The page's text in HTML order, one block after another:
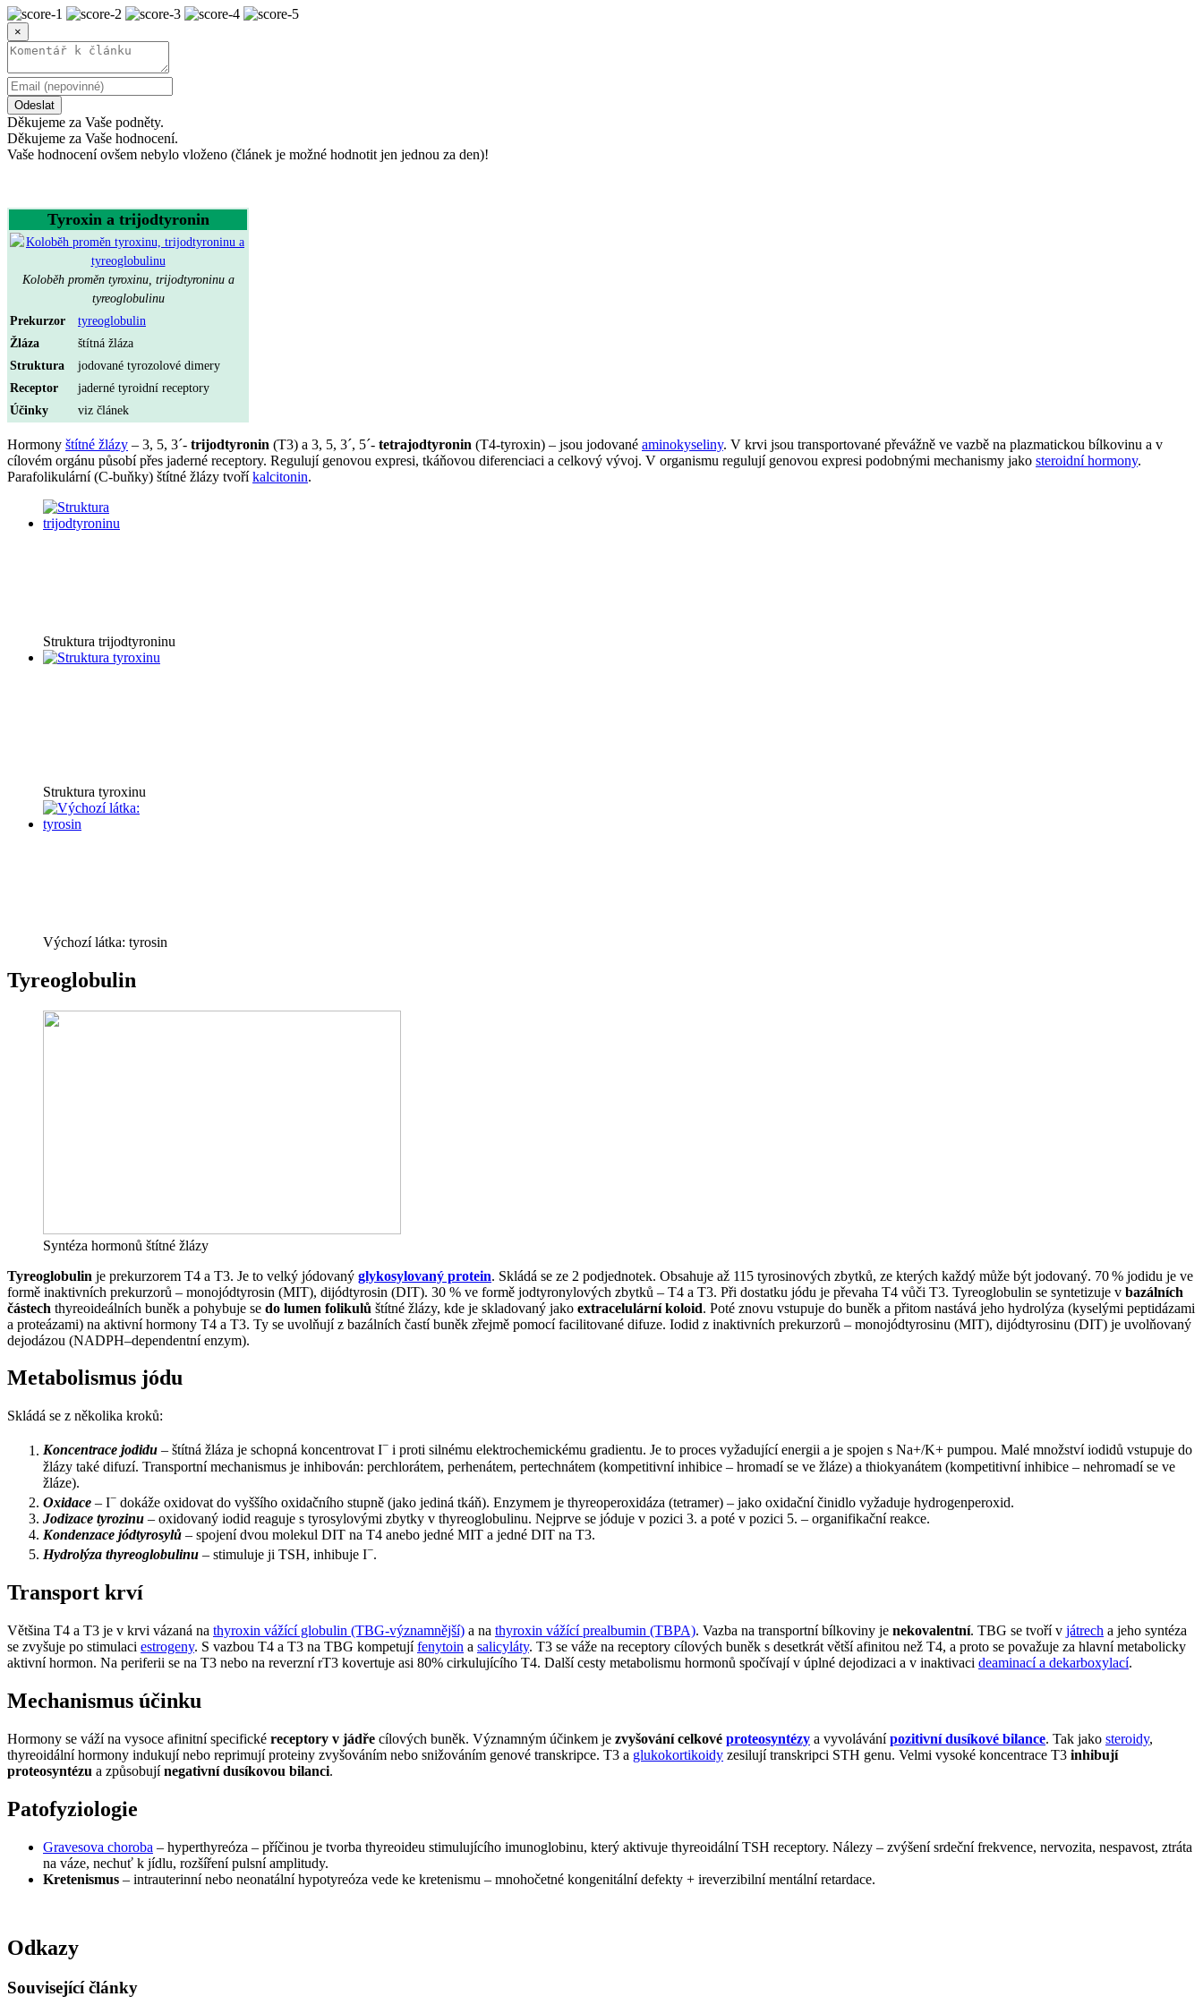
×
Odeslat
Děkujeme za Vaše podněty.
Děkujeme za Vaše hodnocení.
Vaše hodnocení ovšem nebylo vloženo (článek je možné hodnotit jen jednou za den)!
Tyroxin a trijodtyronin
Koloběh proměn tyroxinu, trijodtyroninu a
tyreoglobulinu
Prekurzor
tyreoglobulin
Žláza
štítná žláza
Struktura
jodované tyrozolové dimery
Receptor
jaderné tyroidní receptory
Účinky
viz článek
Hormony štítné žlázy – 3, 5, 3´- trijodtyronin (T3) a 3, 5, 3´, 5´- tetrajodtyronin (T4-tyroxin) – jsou jodované aminokyseliny. V krvi jsou transportované převážně ve vazbě na plazmatickou bílkovinu a v
cílovém orgánu působí přes jaderné receptory. Regulují genovou expresi, tkáňovou diferenciaci a celkový vývoj. V organismu regulují genovou expresi podobnými mechanismy jako steroidní hormony.
Parafolikulární (C-buňky) štítné žlázy tvoříkalcitonin.
Struktura trijodtyroninu
Struktura tyroxinu
Výchozí látka: tyrosin
Tyreoglobulin
Syntéza hormonů štítné žlázy
Tyreoglobulin je prekurzorem T4 a T3. Je to velký jódovaný glykosylovaný protein. Skládá se ze 2 podjednotek. Obsahuje až 115 tyrosinových zbytků, ze kterých každý může být jodovaný. 70 % jodidu je ve
formě inaktivních prekurzorů – monojódtyrosin (MIT), dijódtyrosin (DIT). 30 % ve formě jodtyronylových zbytků – T4 a T3. Při dostatku jódu je převaha T4 vůči T3. Tyreoglobulin se syntetizuje v bazálních
částech thyreoideálních buněk a pohybuje se do lumen folikulů štítné žlázy, kde je skladovaný jako extracelulární koloid. Poté znovu vstupuje do buněk a přitom nastává jeho hydrolýza (kyselými peptidázami
a proteázami) na aktivní hormony T4 a T3. Ty se uvolňují z bazálních častí buněk zřejmě pomocí facilitované difuze. Iodid z inaktivních prekurzorů – monojódtyrosinu (MIT), dijódtyrosinu (DIT) je uvolňovaný
dejodázou (NADPH–dependentní enzym).
Metabolismus jódu
Skládá se z několika kroků:
Koncentrace jodidu – štítná žláza je schopná koncentrovat I− i proti silnému elektrochemickému gradientu. Je to proces vyžadující energii a je spojen s Na+/K+ pumpou. Malé množství iodidů vstupuje do
žlázy také difuzí. Transportní mechanismus je inhibován: perchlorátem, perhenátem, pertechnátem (kompetitivní inhibice – hromadí se ve žláze) a thiokyanátem (kompetitivní inhibice – nehromadí se ve
žláze).
Oxidace – I− dokáže oxidovat do vyššího oxidačního stupně (jako jediná tkáň). Enzymem je thyreoperoxidáza (tetramer) – jako oxidační činidlo vyžaduje hydrogenperoxid.
Jodizace tyrozinu – oxidovaný iodid reaguje s tyrosylovými zbytky v thyreoglobulinu. Nejprve se jóduje v pozici 3. a poté v pozici 5. – organifikační reakce.
Kondenzace jódtyrosylů – spojení dvou molekul DIT na T4 anebo jedné MIT a jedné DIT na T3.
Hydrolýza thyreoglobulinu – stimuluje ji TSH, inhibuje I−.
Transport krví
Většina T4 a T3 je v krvi vázaná na thyroxin vážící globulin (TBG-významnější) a na thyroxin vážící prealbumin (TBPA). Vazba na transportní bílkoviny je nekovalentní. TBG se tvoří v játrech a jeho syntéza
se zvyšuje po stimulaci estrogeny. S vazbou T4 a T3 na TBG kompetujífenytoin a salicyláty. T3 se váže na receptory cílových buněk s desetkrát větší afinitou než T4, a proto se považuje za hlavní metabolicky
aktivní hormon. Na periferii se na T3 nebo na reverzní rT3 kovertuje asi 80% cirkulujícího T4. Další cesty metabolismu hormonů spočívají v úplné dejodizaci a v inaktivaci deaminací a dekarboxylací.
Mechanismus účinku
Hormony se váží na vysoce afinitní specifické receptory v jádře cílových buněk. Významným účinkem je zvyšování celkové proteosyntézy a vyvolávánípozitivní dusíkové bilance. Tak jako steroidy,
thyreoidální hormony indukují nebo reprimují proteiny zvyšováním nebo snižováním genové transkripce. T3 a glukokortikoidy zesilují transkripci STH genu. Velmi vysoké koncentrace T3 inhibují
proteosyntézu a způsobujínegativní dusíkovou bilanci.
Patofyziologie
Gravesova choroba – hyperthyreóza – příčinou je tvorba thyreoideu stimulujícího imunoglobinu, který aktivuje thyreoidální TSH receptory. Nálezy – zvýšení srdeční frekvence, nervozita, nespavost, ztráta
na váze, nechuť k jídlu, rozšíření pulsní amplitudy.
Kretenismus – intrauterinní nebo neonatální hypotyreóza vede ke kretenismu – mnohočetné kongenitální defekty + ireverzibilní mentální retardace.
Odkazy
Související články